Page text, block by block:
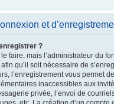
et
?
faire, mais l’administrateur du
qu’il soit nécessaire de
l’enregistrement vous permet
inaccessibles aux
privée, l’envoi de